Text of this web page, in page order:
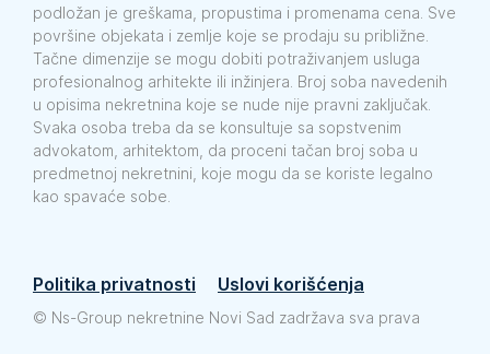
podložan je greškama, propustima i promenama cena. Sve
površine objekata i zemlje koje se prodaju su približne.
Tačne dimenzije se mogu dobiti potraživanjem usluga
profesionalnog arhitekte ili inžinjera. Broj soba navedenih
u opisima nekretnina koje se nude nije pravni zaključak.
Svaka osoba treba da se konsultuje sa sopstvenim
advokatom, arhitektom, da proceni tačan broj soba u
predmetnoj nekretnini, koje mogu da se koriste legalno
kao spavaće sobe.
Politika privatnosti Uslovi korišćenja
© Ns-Group nekretnine Novi Sad zadržava sva prava